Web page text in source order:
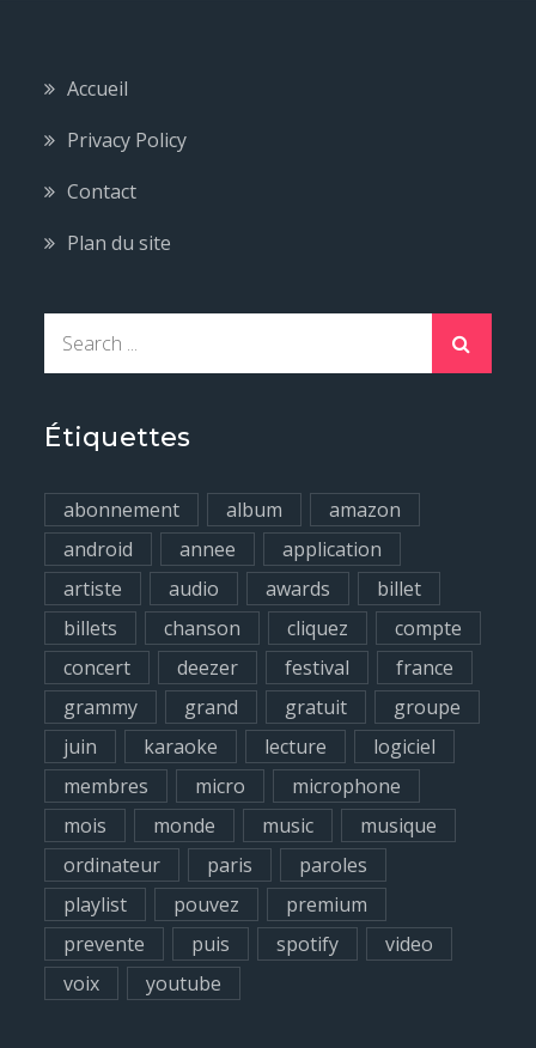
Accueil
Privacy Policy
Contact
Plan du site
r
h
f
o
Étiquettes
abonnement album
amazon
android
annee
application
artiste
audio awards
billet
billets
chanson cliquez
compte
concert
deezer festival
france
grammy
grand gratuit
groupe
juin
karaoke lecture
logiciel
membres
micro
microphone
mois
monde music
musique
ordinateur
paris
paroles
playlist
pouvez
premium
prevente
puis spotify
video
voix
youtube